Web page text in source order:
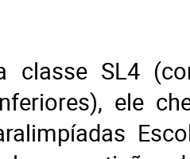
classe SL4
ele